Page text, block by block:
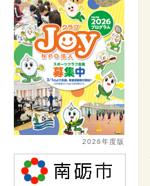
2026年度版